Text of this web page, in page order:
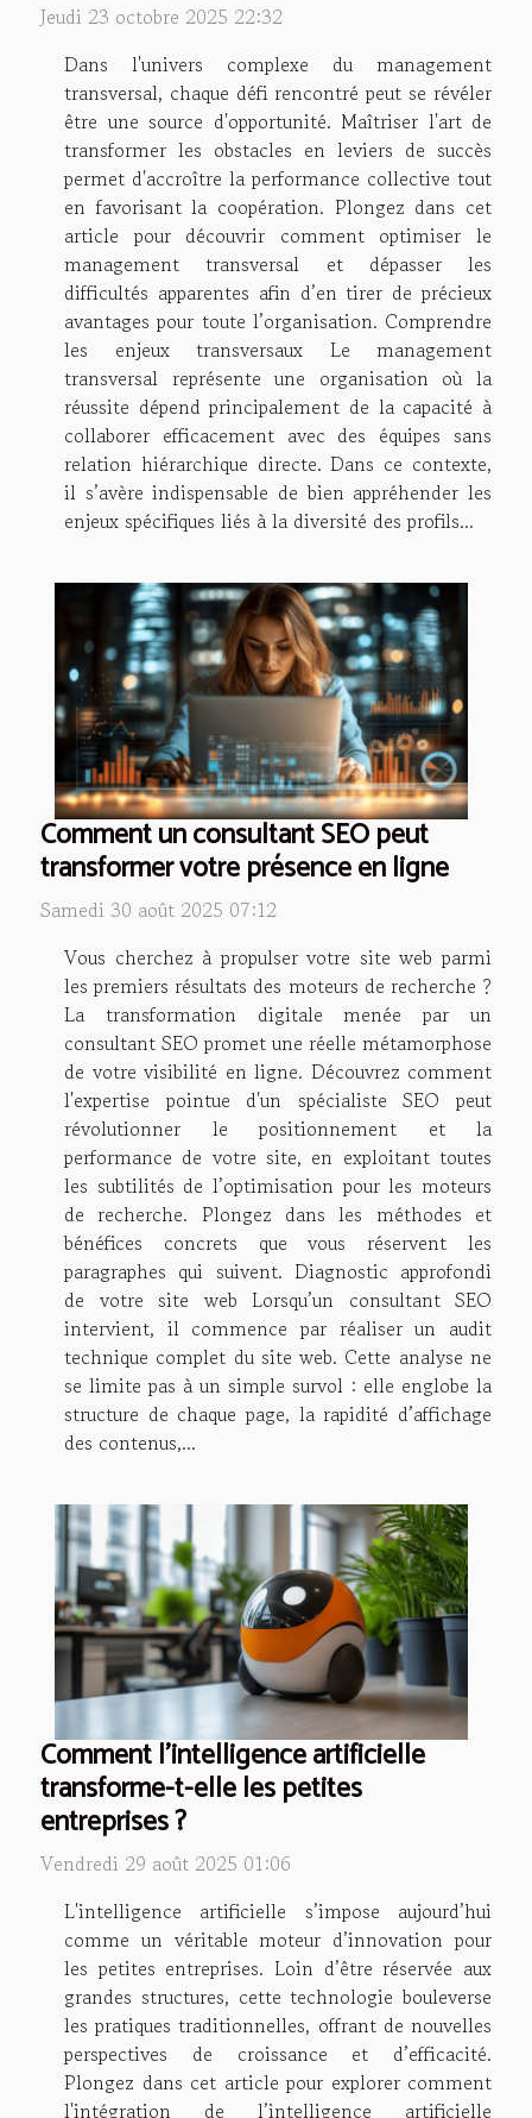
Jeudi 23 octobre 2025 22:32
Dans l'univers complexe du management
transversal, chaque défi rencontré peut se révéler
être une source d'opportunité. Maîtriser l'art de
transformer les obstacles en leviers de succès
permet d'accroître la performance collective tout
en favorisant la coopération. Plongez dans cet
article pour découvrir comment optimiser le
management transversal et dépasser les
difficultés apparentes afin d’en tirer de précieux
avantages pour toute l’organisation. Comprendre
les enjeux transversaux Le management
transversal représente une organisation où la
réussite dépend principalement de la capacité à
collaborer efficacement avec des équipes sans
relation hiérarchique directe. Dans ce contexte,
il s’avère indispensable de bien appréhender les
enjeux spécifiques liés à la diversité des profils...
Comment un consultant SEO peut
transformer votre présence en ligne
Samedi 30 août 2025 07:12
Vous cherchez à propulser votre site web parmi
les premiers résultats des moteurs de recherche ?
La transformation digitale menée par un
consultant SEO promet une réelle métamorphose
de votre visibilité en ligne. Découvrez comment
l'expertise pointue d'un spécialiste SEO peut
révolutionner le positionnement et la
performance de votre site, en exploitant toutes
les subtilités de l’optimisation pour les moteurs
de recherche. Plongez dans les méthodes et
bénéfices concrets que vous réservent les
paragraphes qui suivent. Diagnostic approfondi
de votre site web Lorsqu’un consultant SEO
intervient, il commence par réaliser un audit
technique complet du site web. Cette analyse ne
se limite pas à un simple survol : elle englobe la
structure de chaque page, la rapidité d’affichage
des contenus,...
Comment l'intelligence artificielle
transforme-t-elle les petites
entreprises ?
Vendredi 29 août 2025 01:06
L'intelligence artificielle s’impose aujourd’hui
comme un véritable moteur d’innovation pour
les petites entreprises. Loin d’être réservée aux
grandes structures, cette technologie bouleverse
les pratiques traditionnelles, offrant de nouvelles
perspectives de croissance et d’efficacité.
Plongez dans cet article pour explorer comment
l'intégration de l’intelligence artificielle